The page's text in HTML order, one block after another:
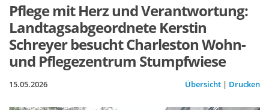
Pflege mit Herz und Verantwortung:
Landtagsabgeordnete Kerstin
Schreyer besucht Charleston Wohn-
und Pflegezentrum Stumpfwiese
15.05.2026 Übersicht | Drucken